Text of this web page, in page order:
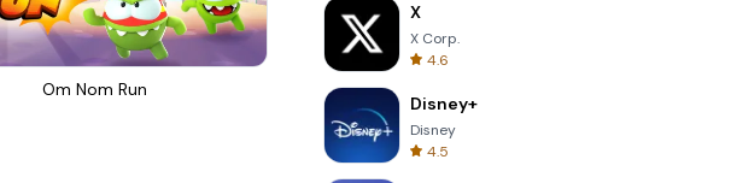
Om Nom Run
X
X Corp.
4.6
Disney+
Disney
4.5